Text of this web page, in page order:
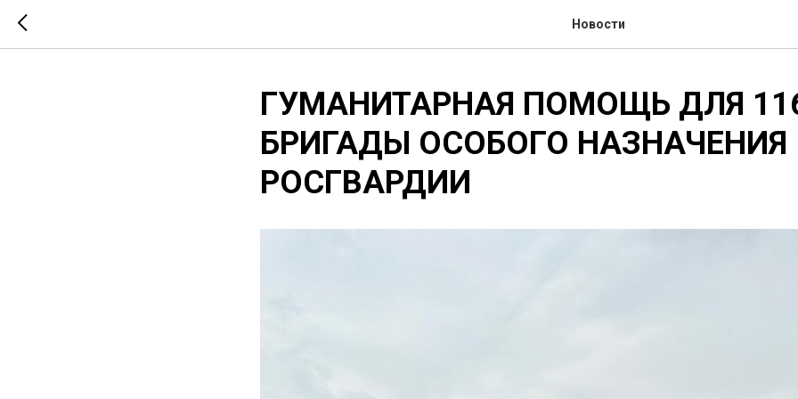
Новости
ГУМАНИТАРНАЯ ПОМОЩЬ ДЛЯ
БРИГАДЫ ОСОБОГО НАЗНАЧЕНИЯ
РОСГВАРДИИ